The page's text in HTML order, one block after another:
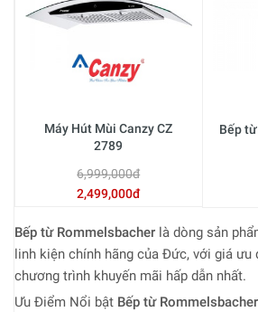
Máy Hút Mùi Canzy CZ
2789
6,999,000đ
2,499,000đ
Bếp
Bếp từ Rommelsbacher là dòng sản
linh kiện chính hãng của Đức, với giá
chương trình khuyến mãi hấp dẫn nhất.
Ưu Điểm Nổi bật Bếp từ Rommelsbacher